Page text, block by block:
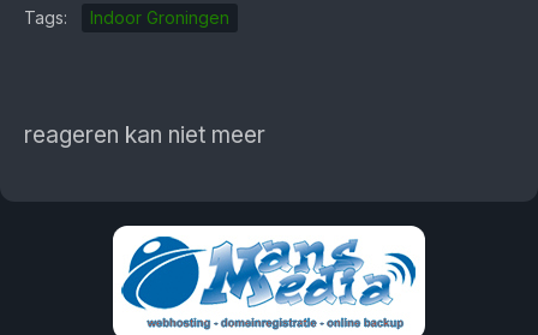
Tags: Indoor Groningen
reageren kan niet meer